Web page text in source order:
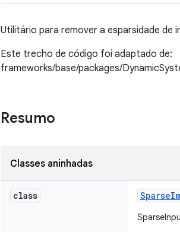
Utilitário para remover a esparsidade de
Este trecho de código foi adaptado de:
frameworks/base/packages/
Resumo
Classes aninhadas
class Sparse